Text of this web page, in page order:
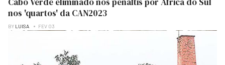
nos 'quartos' da CAN2023
BY LUISA FEV 03